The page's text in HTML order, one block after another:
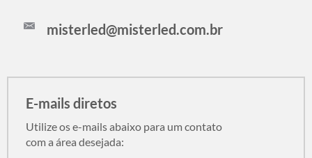
misterled@misterled.com.br
E-mails diretos
Utilize os e-mails abaixo para um contato
com a área desejada: